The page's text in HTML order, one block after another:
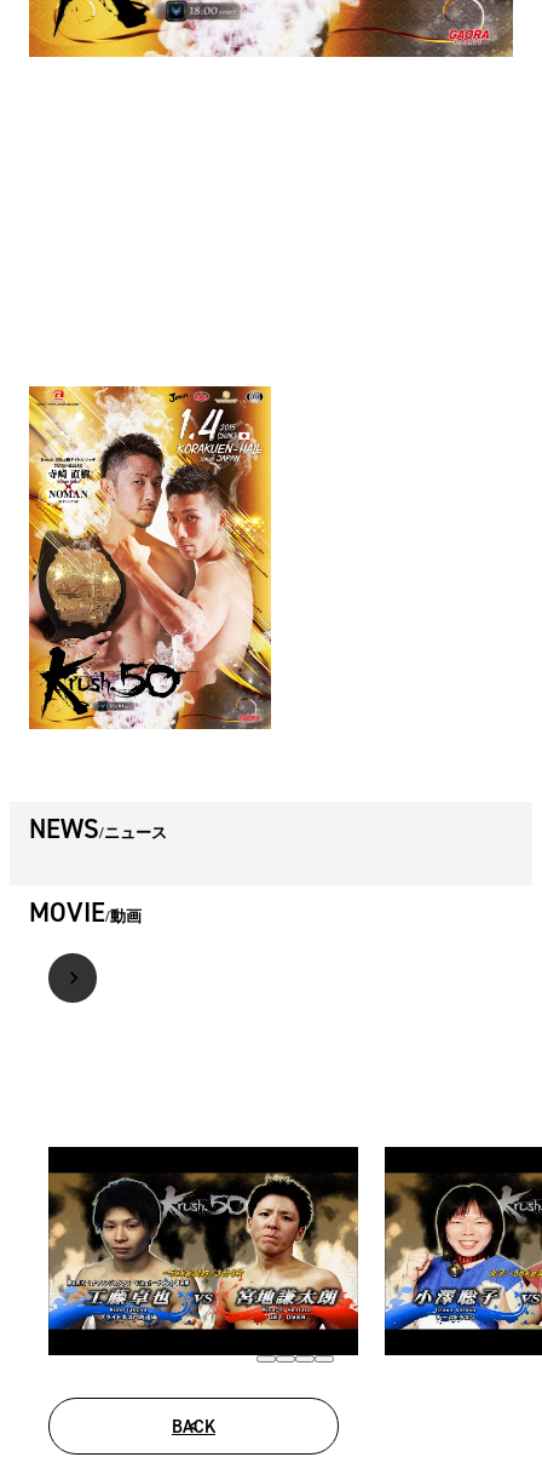
NEWS ニュース
MOVIE 動画
BACK